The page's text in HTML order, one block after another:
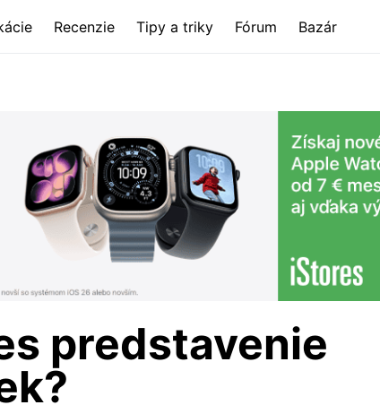
Recenzie Tipy a triky Fórum Bazár
predstavenie